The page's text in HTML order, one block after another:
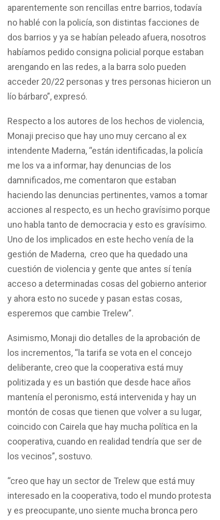
aparentemente son rencillas entre barrios, todavía
no hablé con la policía, son distintas facciones de
dos barrios y ya se habían peleado afuera, nosotros
habíamos pedido consigna policial porque estaban
arengando en las redes, a la barra solo pueden
acceder 20/22 personas y tres personas hicieron un
lío bárbaro”, expresó.
Respecto a los autores de los hechos de violencia,
Monaji preciso que hay uno muy cercano al ex
intendente Maderna, “están identificadas, la policía
me los va a informar, hay denuncias de los
damnificados, me comentaron que estaban
haciendo las denuncias pertinentes, vamos a tomar
acciones al respecto, es un hecho gravísimo porque
uno habla tanto de democracia y esto es gravísimo.
Uno de los implicados en este hecho venía de la
gestión de Maderna, creo que ha quedado una
cuestión de violencia y gente que antes sí tenía
acceso a determinadas cosas del gobierno anterior
y ahora esto no sucede y pasan estas cosas,
esperemos que cambie Trelew”.
Asimismo, Monaji dio detalles de la aprobación de
los incrementos, “la tarifa se vota en el concejo
deliberante, creo que la cooperativa está muy
politizada y es un bastión que desde hace años
mantenía el peronismo, está intervenida y hay un
montón de cosas que tienen que volver a su lugar,
coincido con Cairela que hay mucha política en la
cooperativa, cuando en realidad tendría que ser de
los vecinos”, sostuvo.
“creo que hay un sector de Trelew que está muy
interesado en la cooperativa, todo el mundo protesta
y es preocupante, uno siente mucha bronca pero